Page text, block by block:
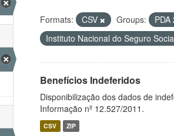
Formats: CSV Groups: PDA
Instituto Nacional do Seguro
Benefícios Indeferidos
Disponibilização dos dados de
Informação nº 12.527/2011.
CSV ZIP